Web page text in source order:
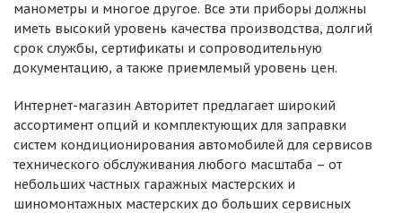
манометры и многое другое. Все эти приборы должны
иметь высокий уровень качества производства, долгий
срок службы, сертификаты и сопроводительную
документацию, а также приемлемый уровень цен.
Интернет-магазин Авторитет предлагает широкий
ассортимент опций и комплектующих для заправки
систем кондиционирования автомобилей для сервисов
технического обслуживания любого масштаба – от
небольших частных гаражных мастерских и
шиномонтажных мастерских до больших сервисных